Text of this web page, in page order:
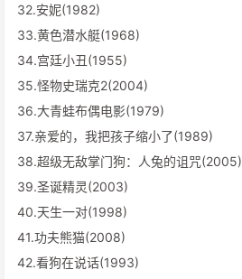
32.安妮(1982)
33.黄色潜水艇(1968)
34.宫廷小丑(1955)
35.怪物史瑞克2(2004)
36.大青蛙布偶电影(1979)
37.亲爱的，我把孩子缩小了(1989)
38.超级无敌掌门狗：人兔的诅咒(2005)
39.圣诞精灵(2003)
40.天生一对(1998)
41.功夫熊猫(2008)
42.看狗在说话(1993)